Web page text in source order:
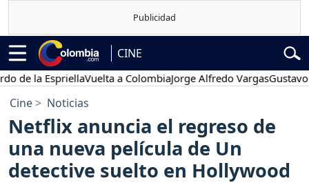
CINE
la EspriellaVuelta a ColombiaJorge Alfredo VargasGustavo
Cine Noticias
Netflix anuncia el regreso de
una nueva película de Un
detective suelto en Hollywood